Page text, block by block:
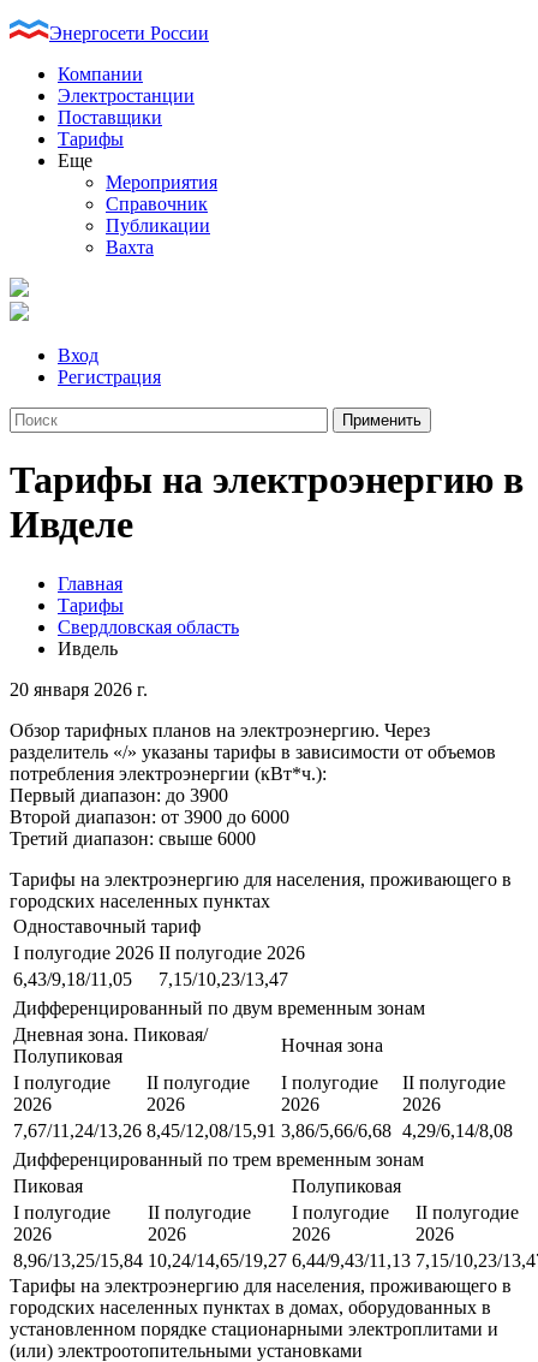
Энергосети России
Компании
Электростанции
Поставщики
Тарифы
Еще
Мероприятия
Справочник
Публикации
Вахта
Вход
Регистрация
Тарифы на электроэнергию в
Ивделе
Главная
Тарифы
Свердловская область
Ивдель
20 января 2026 г.
Обзор тарифных планов на электроэнергию. Через
разделитель «/» указаны тарифы в зависимости от объемов
потребления электроэнергии (кВт*ч.):
Первый диапазон: до 3900
Второй диапазон: от 3900 до 6000
Третий диапазон: свыше 6000
Тарифы на электроэнергию для населения, проживающего в
городских населенных пунктах
Одноставочный тариф
I полугодие 2026 II полугодие 2026
6,43/9,18/11,05
7,15/10,23/13,47
Дифференцированный по двум временным зонам
Дневная зона. Пиковая/
Полупиковая
Ночная зона
I полугодие
2026
II полугодие
2026
I полугодие
2026
II полугодие
2026
7,67/11,24/13,26 8,45/12,08/15,91 3,86/5,66/6,68 4,29/6,14/8,08
Дифференцированный по трем временным зонам
Пиковая
Полупиковая
I полугодие
2026
II полугодие
2026
I полугодие
2026
II полугодие
2026
8,96/13,25/15,84 10,24/14,65/19,27 6,44/9,43/11,13 7,15/10,23/
Тарифы на электроэнергию для населения, проживающего в
городских населенных пунктах в домах, оборудованных в
установленном порядке стационарными электроплитами и
(или) электроотопительными установками